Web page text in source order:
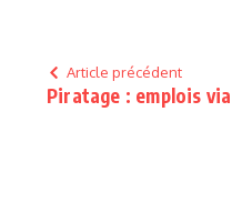
Article précédent
Piratage : emplois